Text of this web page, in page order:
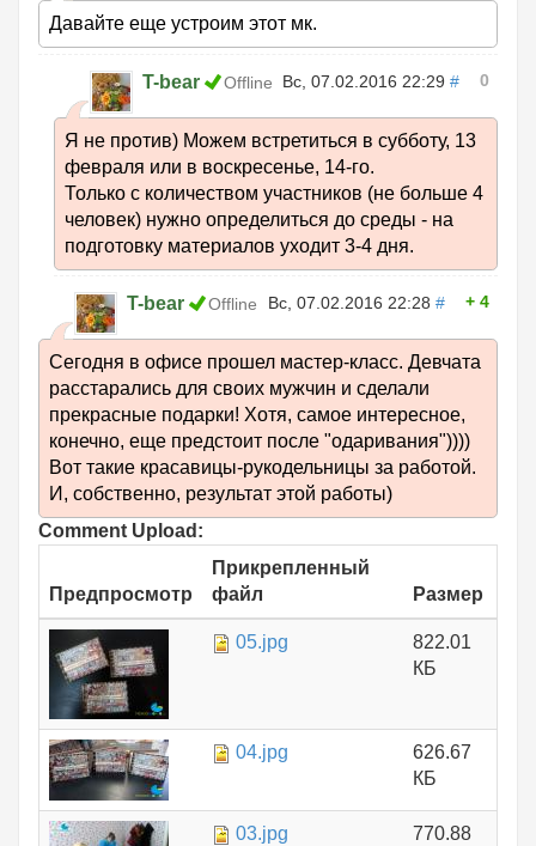
Давайте еще устроим этот мк.
T-bear Offline Вс, 07.02.2016 22:29 # 0
Я не против) Можем встретиться в субботу, 13
февраля или в воскресенье, 14-го.
Только с количеством участников (не больше 4
человек) нужно определиться до среды - на
подготовку материалов уходит 3-4 дня.
T-bear Offline Вс, 07.02.2016 22:28 # 4
Сегодня в офисе прошел мастер-класс. Девчата
расстарались для своих мужчин и сделали
прекрасные подарки! Хотя, самое интересное,
конечно, еще предстоит после "одаривания"))))
Вот такие красавицы-рукодельницы за работой.
И, собственно, результат этой работы)
Comment Upload:
Предпросмотр
Прикрепленный
файл
Размер
05.jpg
822.01
КБ
04.jpg
626.67
КБ
03.jpg
770.88